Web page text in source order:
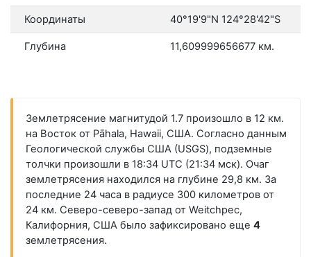
Координаты 40°19'9"N 124°28'42"S
Глубина 11,609999656677 км.
Землетрясение магнитудой 1.7 произошло в 12 км.
на Восток от Pāhala, Hawaii, США. Согласно данным
Геологической службы США (USGS), подземные
толчки произошли в 18:34 UTC (21:34 мск). Очаг
землетрясения находился на глубине 29,8 км. За
последние 24 часа в радиусе 300 километров от
24 км. Северо-северо-запад от Weitchpec,
Калифорния, США было зафиксировано еще 4
землетрясения.